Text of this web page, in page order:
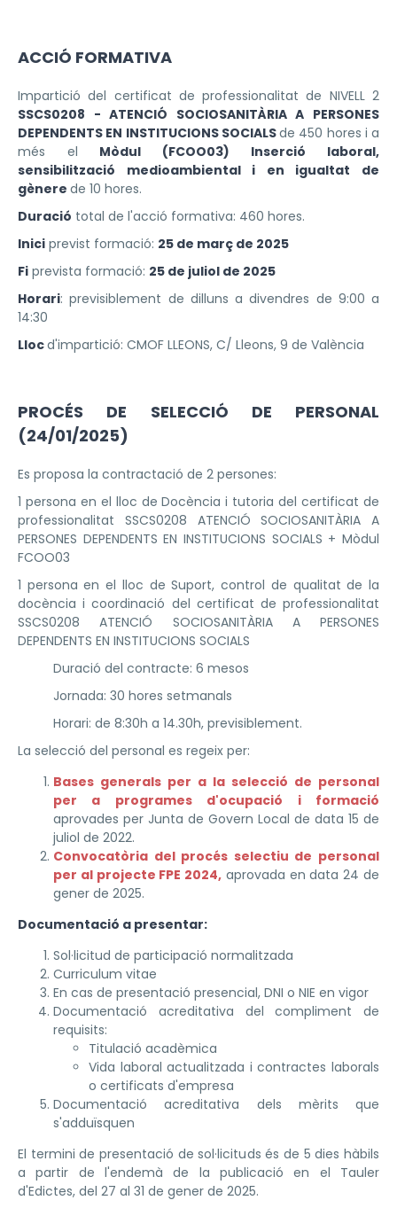
ACCIÓ FORMATIVA
Impartició del certificat de professionalitat de NIVELL 2
SSCS0208 - ATENCIÓ SOCIOSANITÀRIA A PERSONES
DEPENDENTS EN INSTITUCIONS SOCIALSde 450 hores i a
més el Mòdul (FCOO03) Inserció laboral,
sensibilització medioambiental i en igualtat de
gènere de 10 hores.
Duració total de l'acció formativa: 460 hores.
Inici previst formació: 25 de març de 2025
Fi prevista formació: 25 de juliol de 2025
Horari: previsiblement de dilluns a divendres de 9:00 a
14:30
Llocd'impartició: CMOF LLEONS, C/ Lleons, 9 de València
PROCÉS DE SELECCIÓ DE PERSONAL
(24/01/2025)
Es proposa la contractació de 2 persones:
1 persona en el lloc de Docència i tutoria del certificat de
professionalitat SSCS0208 ATENCIÓ SOCIOSANITÀRIA A
PERSONES DEPENDENTS EN INSTITUCIONS SOCIALS + Mòdul
FCOO03
1 persona en el lloc de Suport, control de qualitat de la
docència i coordinació del certificat de professionalitat
SSCS0208 ATENCIÓ SOCIOSANITÀRIA A PERSONES
DEPENDENTS EN INSTITUCIONS SOCIALS
Duració del contracte: 6 mesos
Jornada: 30 hores setmanals
Horari: de 8:30h a 14.30h, previsiblement.
La selecció del personal es regeix per:
Bases generals per a la selecció de personal
per a programes d'ocupació i formació
aprovades per Junta de Govern Local de data 15 de
juliol de 2022.
Convocatòria del procés selectiu de personal
per al projecte FPE 2024, aprovada en data 24 de
gener de 2025.
Documentació a presentar:
Sol·licitud de participació normalitzada
Curriculum vitae
En cas de presentació presencial, DNI o NIE en vigor
Documentació acreditativa del compliment de
requisits:
Titulació acadèmica
Vida laboral actualitzada i contractes laborals
o certificats d'empresa
Documentació acreditativa dels mèrits que
s'adduïsquen
El termini de presentació de sol·licituds és de 5 dies hàbils
a partir de l'endemà de la publicació en el Tauler
d'Edictes, del 27 al 31 de gener de 2025.